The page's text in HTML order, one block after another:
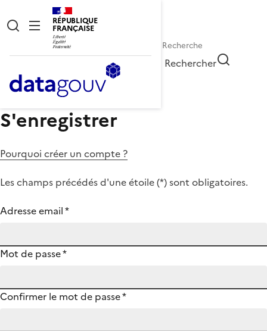
RÉPUBLIQUE
FRANÇAISE
Rechercher
S'enregistrer
Pourquoi créer un compte ?
Les champs précédés d'une étoile (*) sont obligatoires.
Adresse email*
Mot de passe*
Confirmer le mot de passe*